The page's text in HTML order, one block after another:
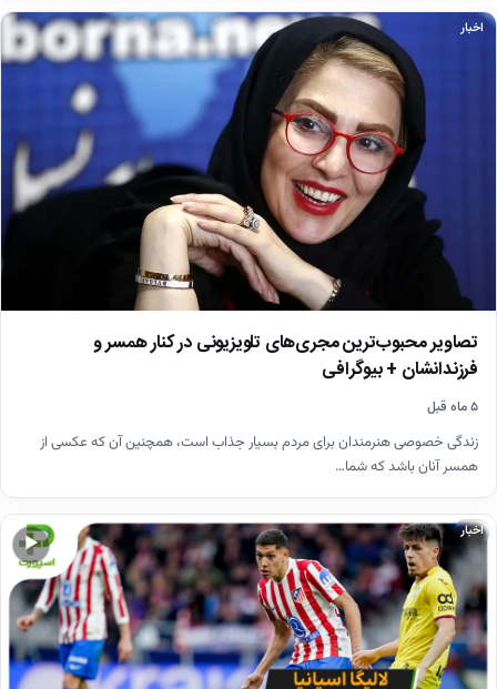
اخبار
تصاویر محبوب‌ترین مجری‌های تلویزیونی در کنار همسر و
فرزندانشان + بیوگرافی
۵ ماه قبل
زندگی خصوصی هنرمندان برای مردم بسیار جذاب است، همچنین آن که عکسی از
همسر آنان باشد که شما…
▶
اخبار